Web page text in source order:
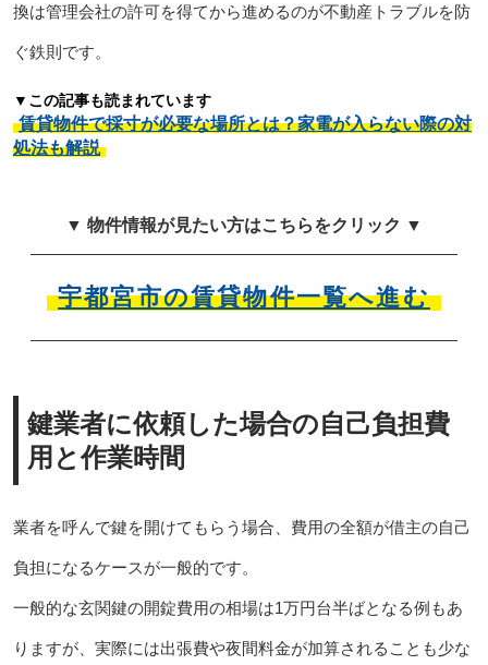
換は管理会社の許可を得てから進めるのが不動産トラブルを防
ぐ鉄則です。
▼この記事も読まれています
賃貸物件で採寸が必要な場所とは？家電が入らない際の対
処法も解説
▼ 物件情報が見たい方はこちらをクリック ▼
宇都宮市の賃貸物件一覧へ進む
鍵業者に依頼した場合の自己負担費
用と作業時間
業者を呼んで鍵を開けてもらう場合、費用の全額が借主の自己
負担になるケースが一般的です。
一般的な玄関鍵の開錠費用の相場は1万円台半ばとなる例もあ
りますが、実際には出張費や夜間料金が加算されることも少な